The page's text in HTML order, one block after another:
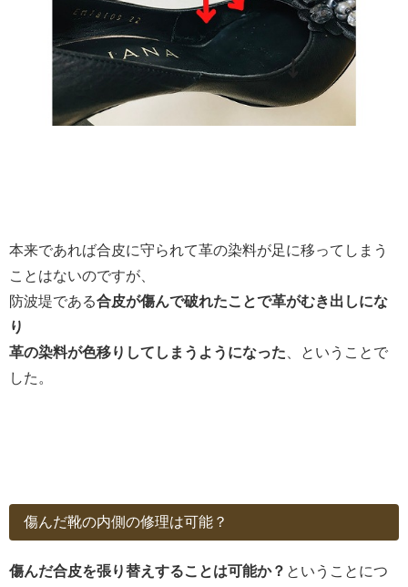
本来であれば合皮に守られて革の染料が足に移ってしまう
ことはないのですが、
防波堤である合皮が傷んで破れたことで革がむき出しにな
り
革の染料が色移りしてしまうようになった 、ということで
した。
傷んだ靴の内側の修理は可能？
傷んだ合皮を張り替えすることは可能か？ ということにつ